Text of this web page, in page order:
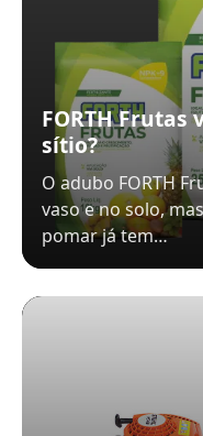
FORTH Frutas
sítio?
O adubo FORTH
vaso e no solo,
pomar já tem…